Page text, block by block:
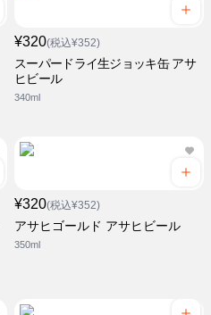
¥320(税込¥352)
スーパードライ生ジョッキ缶 アサ
ヒビール
340ml
¥320(税込¥352)
アサヒゴールド アサヒビール
350ml